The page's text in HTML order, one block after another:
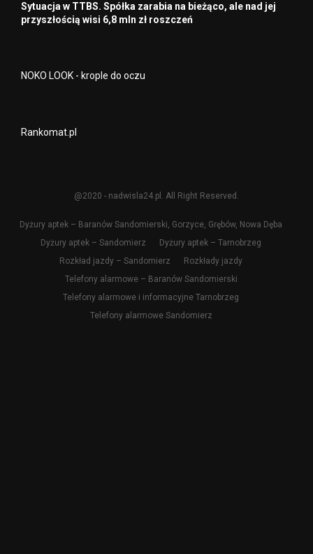
Sytuacja w TTBS. Spółka zarabia na bieżąco, ale nad jej
przyszłością wisi 6,8 mln zł roszczeń
NOKO LOOK - krople do oczu
Rankomat.pl
@2020 - nadwisla24.pl. All Right Reserved.
Dyżury aptek – Baranów Sandomierski, Gorzyce, Grębów, Nowa Dęba
Dyżury aptek – Sandomierz
Dyżury aptek – Tarnobrzeg
Rozkład jazdy – Sandomierz
Rozkłady jazdy
Telefony alarmowe – Baranów Sandomierski
Telefony alarmowe i informacyjne Tarnobrzeg
Telefony alarmowe Sandomierz